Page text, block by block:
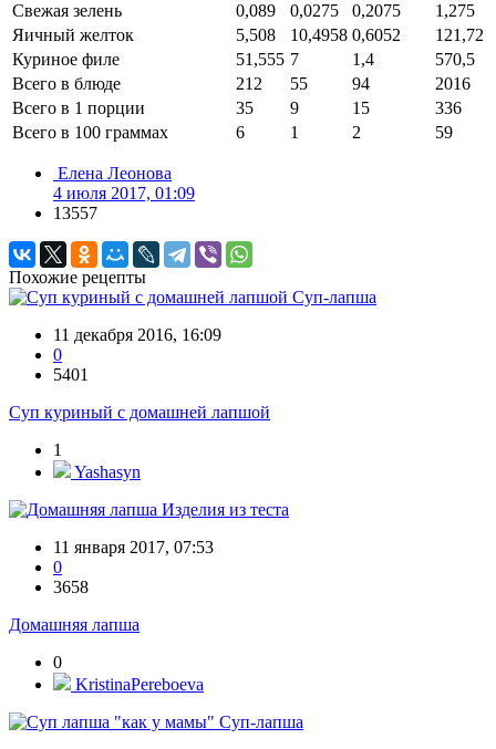
Свежая зелень
0,089 0,0275 0,2075
1,275
Яичный желток
5,508 10,4958 0,6052
121,72
Куриное филе
51,555 7 1,4
570,5
Всего в блюде
212 55 94
2016
Всего в 1 порции
35 9 15
336
Всего в 100 граммах
6 1 2 59
Елена Леонова
4 июля 2017, 01:09
13557
Похожие рецепты
Суп-лапша
11 декабря 2016, 16:09
0
5401
Суп куриный с домашней лапшой
1
Yashasyn
Изделия из теста
11 января 2017, 07:53
0
3658
Домашняя лапша
0
KristinaPereboeva
Суп-лапша